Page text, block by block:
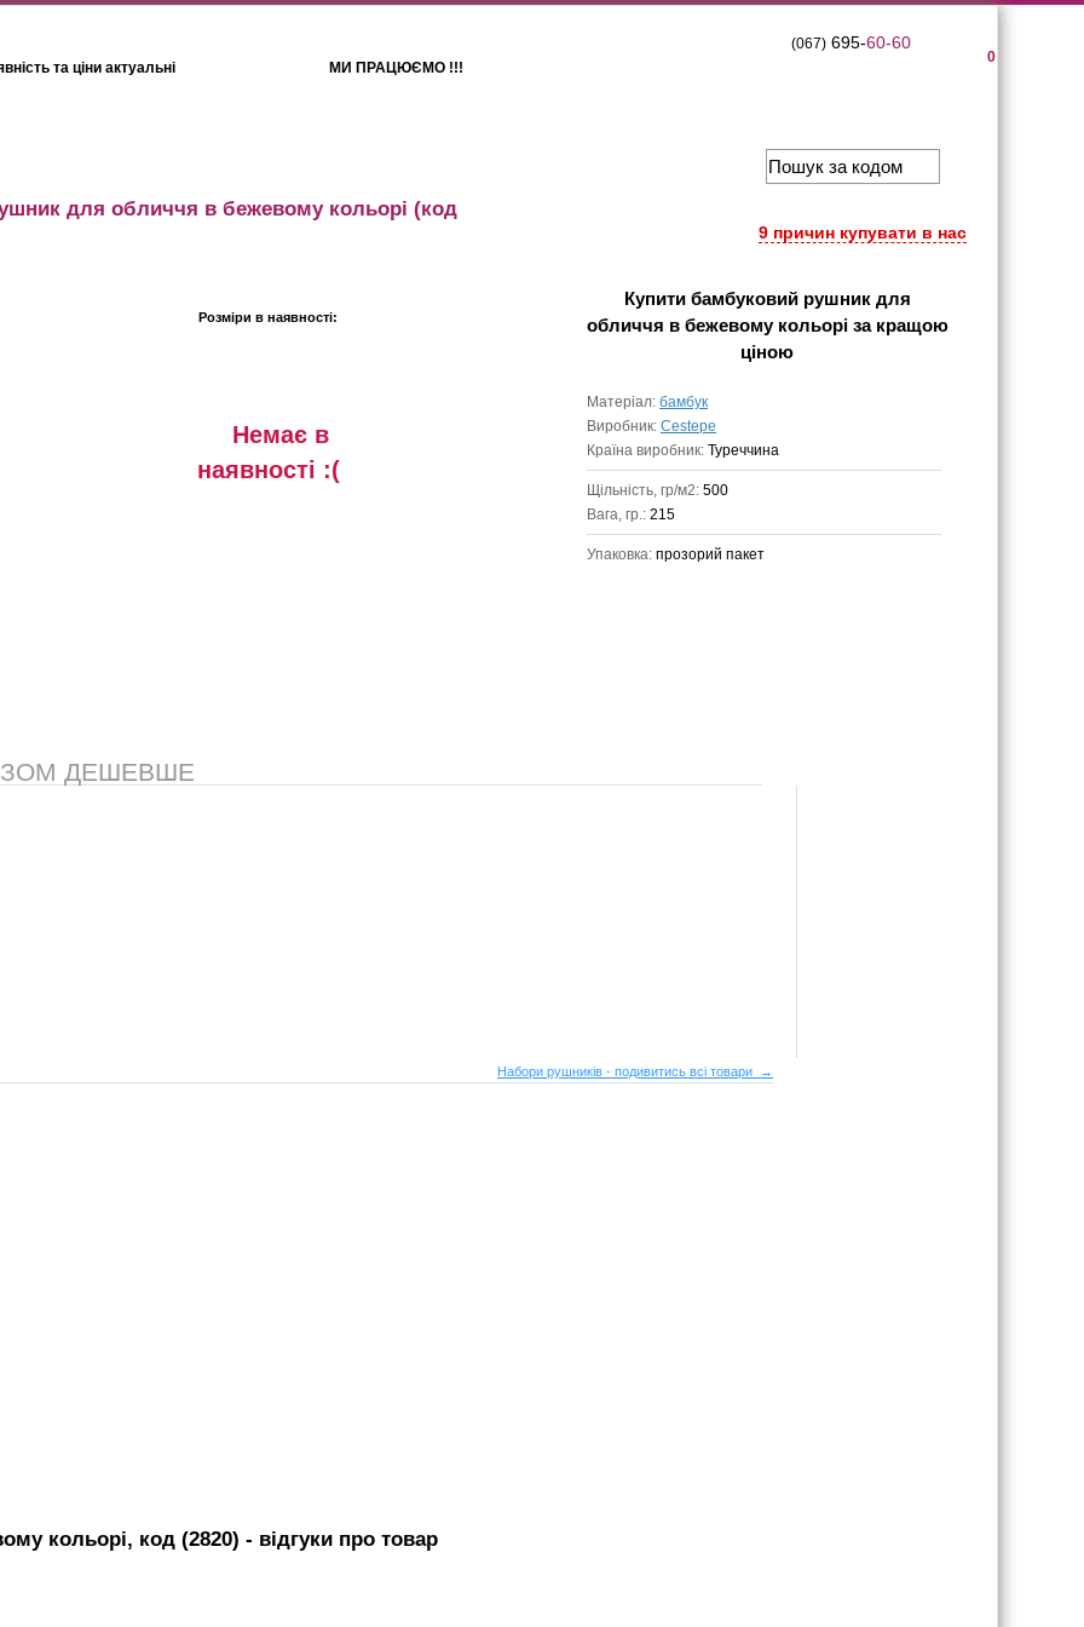
та ціни актуальні МИ ПРАЦЮЄМО !!!
0
(067)695-60-60
9 причин купувати в нас
для обличчя в бежевому кольорі (код
Розміри в наявності:
Немає в
наявностi :(
Купити бамбуковий рушник для
обличчя в бежевому кольоріза кращою
ціною
Матеріал: бамбук
Виробник: Cestepe
Країна виробник: Туреччина
Щільність, гр/м2: 500
Вага, гр.: 215
Упаковка: прозорий пакет
ДЕШЕВШЕ
Набори рушників - подивитись всі товари →
кольорі, код (2820) - вiдгуки про товар